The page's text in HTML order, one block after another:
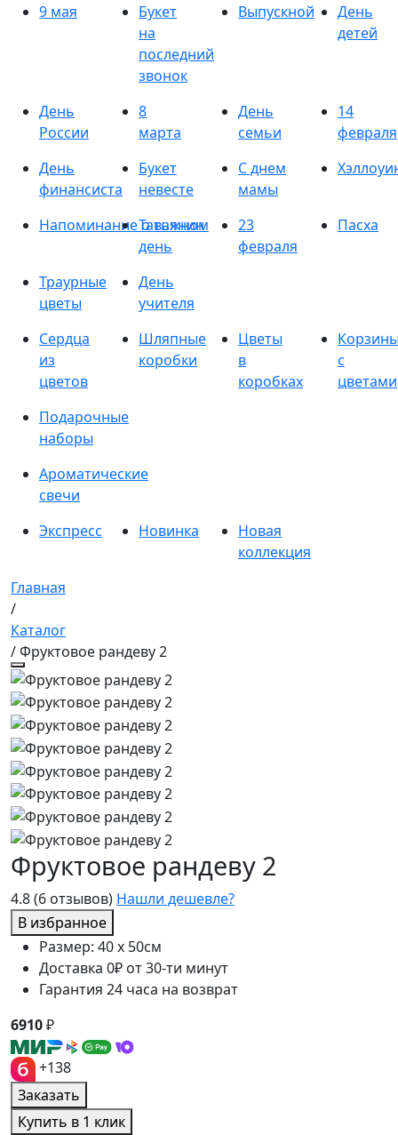
9 мая
Букет
на
последний
звонок
Выпускной
День
детей
День
России
8
марта
День
семьи
14
февраля
День
финансиста
Букет
невесте
С днем
мамы
Напоминание о важном
Татьянин
день
23
февраля
Пасха
Траурные
цветы
День
учителя
Сердца
из
цветов
Шляпные
коробки
Цветы
в
коробках
с
цветами
Подарочные
наборы
Ароматические
свечи
Экспресс
Новинка
Новая
коллекция
Главная
/
Каталог
/ Фруктовое рандеву 2
4.8(6 отзывов) Нашли дешевле?
В избранное
Фруктовое рандеву 2
Размер: 40 x 50см
Доставка 0₽ от 30-ти минут
Гарантия 24 часа на возврат
6910₽
+138
Заказать
Купить в 1 клик